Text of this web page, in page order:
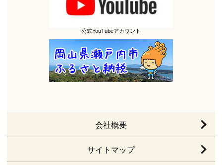
公式YouTubeアカウント
会社概要
サイトマップ